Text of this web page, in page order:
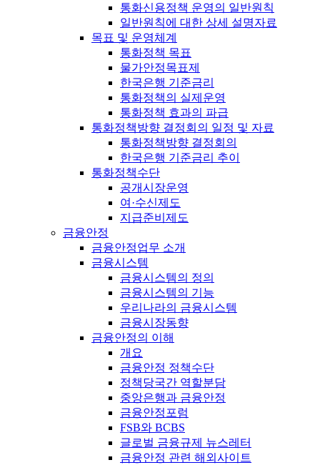
통화신용정책 운영의 일반원칙
일반원칙에 대한 상세 설명자료
목표 및 운영체계
통화정책 목표
물가안정목표제
한국은행 기준금리
통화정책의 실제운영
통화정책 효과의 파급
통화정책방향 결정회의 일정 및 자료
통화정책방향 결정회의
한국은행 기준금리 추이
통화정책수단
공개시장운영
여·수신제도
지급준비제도
금융안정
금융안정업무 소개
금융시스템
금융시스템의 정의
금융시스템의 기능
우리나라의 금융시스템
금융시장동향
금융안정의 이해
개요
금융안정 정책수단
정책당국간 역할분담
중앙은행과 금융안정
금융안정포럼
FSB와 BCBS
글로벌 금융규제 뉴스레터
금융안정 관련 해외사이트